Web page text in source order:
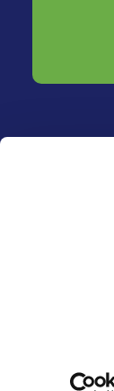
Copyright